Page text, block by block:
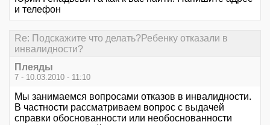
и телефон
Re: Подскажите что делать?Ребенку отказали в
инвалидности?
Плеяды
7 - 10.03.2010 - 11:10
Мы занимаемся вопросами отказов в инвалидности.
В частности рассматриваем вопрос с выдачей
справки обоснованности или необоснованности